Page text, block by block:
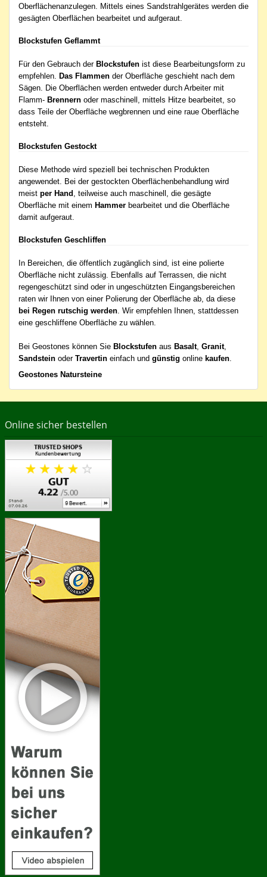
Oberflächenanzulegen. Mittels eines Sandstrahlgerätes werden die
gesägten Oberflächen bearbeitet und aufgeraut.
Blockstufen Geflammt
Für den Gebrauch der Blockstufen ist diese Bearbeitungsform zu
empfehlen. Das Flammen der Oberfläche geschieht nach dem
Sägen. Die Oberflächen werden entweder durch Arbeiter mit
Flamm- Brennern oder maschinell, mittels Hitze bearbeitet, so
dass Teile der Oberfläche wegbrennen und eine raue Oberfläche
entsteht.
Blockstufen Gestockt
Diese Methode wird speziell bei technischen Produkten
angewendet. Bei der gestockten Oberflächenbehandlung wird
meist per Hand , teilweise auch maschinell, die gesägte
Oberfläche mit einem Hammer bearbeitet und die Oberfläche
damit aufgeraut.
Blockstufen Geschliffen
In Bereichen, die öffentlich zugänglich sind, ist eine polierte
Oberfläche nicht zulässig. Ebenfalls auf Terrassen, die nicht
regengeschützt sind oder in ungeschützten Eingangsbereichen
raten wir Ihnen von einer Polierung der Oberfläche ab, da diese
bei Regen rutschig werden. Wir empfehlen Ihnen, stattdessen
eine geschliffene Oberfläche zu wählen.
Bei Geostones können Sie Blockstufen aus Basalt, Granit,
Sandstein oder Travertin einfach und günstig online kaufen.
Geostones Natursteine
Online sicher bestellen